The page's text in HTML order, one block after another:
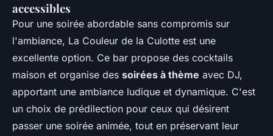
accessibles
Pour une soirée abordable sans compromis sur
l'ambiance, La Couleur de la Culotte est une
excellente option. Ce bar propose des cocktails
maison et organise des soirées à thème avec DJ,
apportant une ambiance ludique et dynamique. C'est
un choix de prédilection pour ceux qui désirent
passer une soirée animée, tout en préservant leur